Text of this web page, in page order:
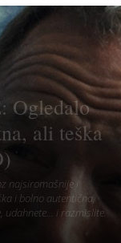
Ogledalo
ali teška
najsiromašnije i
i bolno autentična,
i razmislite.